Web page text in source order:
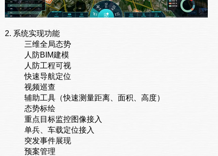
2. 系统实现功能
三维全局态势
人防BIM建模
人防工程可视
快速导航定位
视频巡查
辅助工具（快速测量距离、面积、高度）
态势标绘
重点目标监控图像接入
单兵、车载定位接入
突发事件展现
预案管理